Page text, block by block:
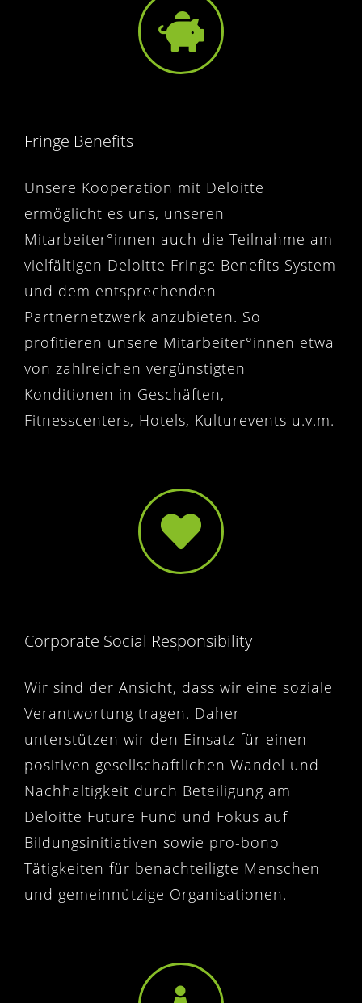
Fringe Benefits
Unsere Kooperation mit Deloitte
ermöglicht es uns, unseren
Mitarbeiter°innen auch die Teilnahme am
vielfältigen Deloitte Fringe Benefits System
und dem entsprechenden
Partnernetzwerk anzubieten. So
profitieren unsere Mitarbeiter°innen etwa
von zahlreichen vergünstigten
Konditionen in Geschäften,
Fitnesscenters, Hotels, Kulturevents u.v.m.
Corporate Social Responsibility
Wir sind der Ansicht, dass wir eine soziale
Verantwortung tragen. Daher
unterstützen wir den Einsatz für einen
positiven gesellschaftlichen Wandel und
Nachhaltigkeit durch Beteiligung am
Deloitte Future Fund und Fokus auf
Bildungsinitiativen sowie pro-bono
Tätigkeiten für benachteiligte Menschen
und gemeinnützige Organisationen.